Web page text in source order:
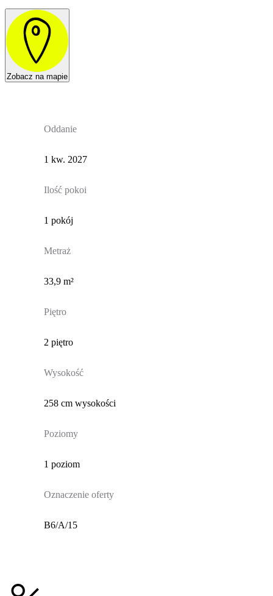
Zobacz na mapie
Oddanie
1 kw. 2027
Ilość pokoi
1 pokój
Metraż
33,9 m²
Piętro
2 piętro
Wysokość
258 cm wysokości
Poziomy
1 poziom
Oznaczenie oferty
B6/A/15